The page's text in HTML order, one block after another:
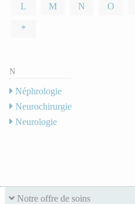
Notre offre de soins
L M N O
*
N
Néphrologie
Neurochirurgie
Neurologie